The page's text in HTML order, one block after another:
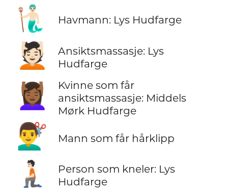
🧜🏻‍♂️ Havmann: Lys Hudfarge
💆🏻
Ansiktsmassasje: Lys
Hudfarge
💆🏾‍♀️
Kvinne som får
ansiktsmassasje: Middels
Mørk Hudfarge
💇‍♂️ Mann som får hårklipp
🧎🏻
Person som kneler: Lys
Hudfarge